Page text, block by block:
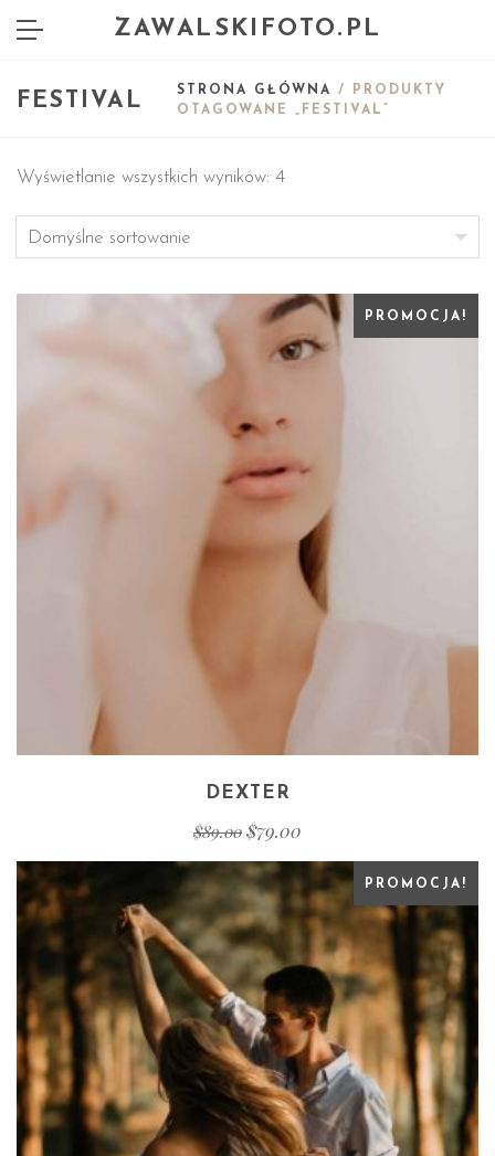
ZAWALSKIFOTO.PL
FESTIVAL STRONA GŁÓWNA
/ PRODUKTY
OTAGOWANE „FESTIVAL”
Wyświetlanie wszystkich wyników: 4
PROMOCJA!
DEXTER
$89.00 $79.00
PROMOCJA!